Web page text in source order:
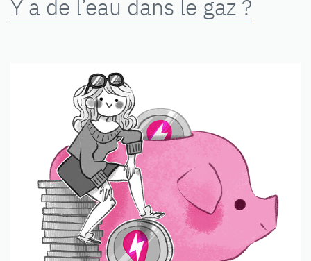
Y a de l’eau dans le gaz ?